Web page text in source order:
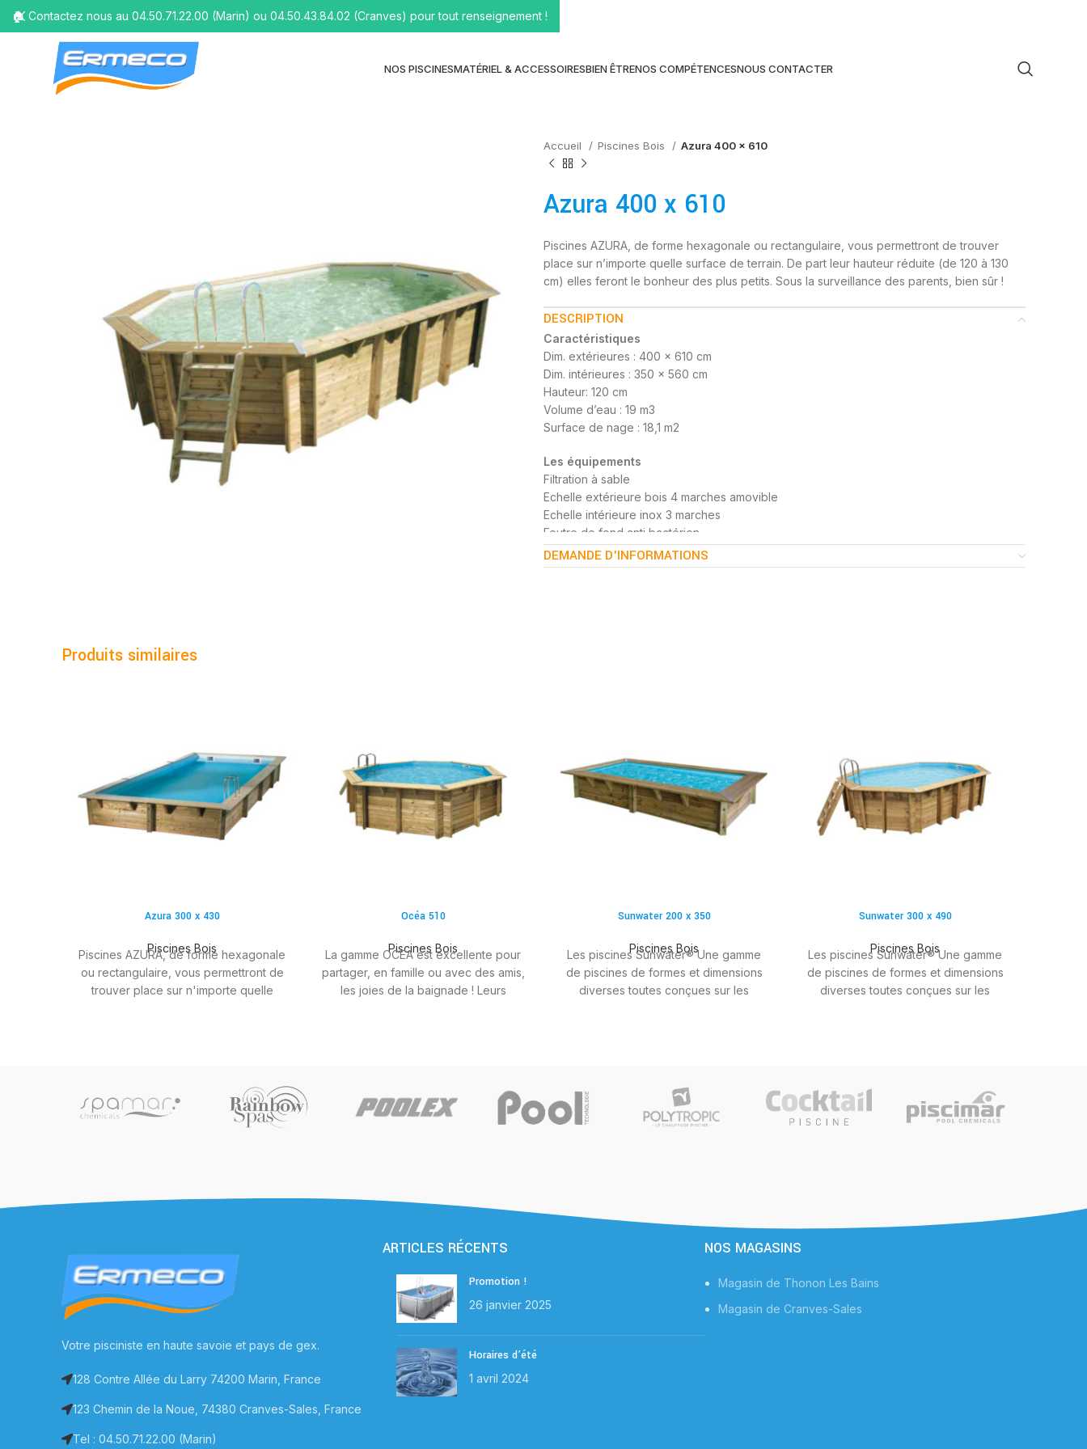
NOS PISCINESMATÉRIEL & ACCESSOIRESBIEN ÊTRENOS COMPÉTENCESNOUS CONTACTER
Accueil Piscines Bois Azura 400 x 610
Azura 400 x 610
Piscines AZURA, de forme hexagonale ou rectangulaire, vous permettront de trouver
place sur n’importe quelle surface de terrain. De part leur hauteur réduite (de 120 à 130
cm) elles feront le bonheur des plus petits. Sous la surveillance des parents, bien sûr !
DESCRIPTION
Caractéristiques
Dim. extérieures : 400 x 610 cm
Dim. intérieures : 350 x 560 cm
Hauteur: 120 cm
Volume d’eau : 19 m3
Surface de nage : 18,1 m2
Les équipements
Filtration à sable
Echelle extérieure bois 4 marches amovible
Echelle intérieure inox 3 marches
Feutre de fond anti bactérien
Finition aluminium anodisé de coin
DEMANDE D'INFORMATIONS
Produits similaires
Azura 300 x 430
Piscines Bois
Piscines AZURA, de forme hexagonale
ou rectangulaire, vous permettront de
trouver place sur n'importe quelle
Océa 510
Piscines Bois
La gamme OCEA est excellente pour
partager, en famille ou avec des amis,
les joies de la baignade ! Leurs
Sunwater 200 x 350
Piscines Bois
Les piscines Sunwater® Une gamme
de piscines de formes et dimensions
diverses toutes conçues sur les
chez soi.
Sunwater 300 x 490
Piscines Bois
Les piscines Sunwater® Une gamme
de piscines de formes et dimensions
diverses toutes conçues sur les
Votre pisciniste en haute savoie et pays de gex.
128 Contre Allée du Larry 74200 Marin, France
123 Chemin de la Noue, 74380 Cranves-Sales, France
Tel : 04.50.71.22.00 (Marin)
ARTICLES RÉCENTS
Promotion !
26 janvier 2025
Horaires d’été
1 avril 2024
NOS MAGASINS
Magasin de Thonon Les Bains
Magasin de Cranves-Sales
🏠 Contactez nous au 04.50.71.22.00 (Marin) ou 04.50.43.84.02 (Cranves) pour tout renseignement !